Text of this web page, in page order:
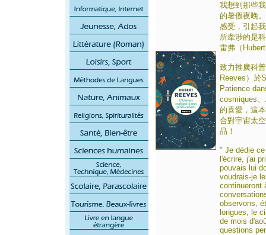
我想到那些
的暑假夜晚
感受，引起
所牽涉的是
雷弗（
致力推廣科
Reeves）於
Patience
cosmiques
的喜愛，這
合對宇宙太
品！
" Je dédie
l'écrire, j'ai
pouvais lui
voudrais-je
continueront
observons,
longues, le
de mois
questions